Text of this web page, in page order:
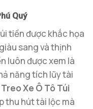
Quý
tiền được khắc họa
sang và thịnh
luôn được xem là
năng tích lũy tài
Xe Ô Tô Túi
thu hút tài lộc mà